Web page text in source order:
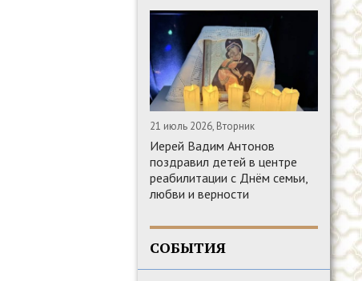
21 июль 2026, Вторник
Иерей Вадим Антонов
поздравил детей в центре
реабилитации с Днём семьи,
любви и верности
СОБЫТИЯ